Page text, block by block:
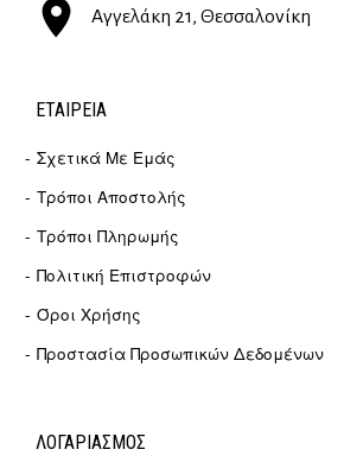
Αγγελάκη 21, Θεσσαλονίκη
ΕΤΑΙΡΕΊΑ
Σχετικά Με Εμάς
Τρόποι Αποστολής
Τρόποι Πληρωμής
Πολιτική Επιστροφών
Όροι Χρήσης
Προστασία Προσωπικών Δεδομένων
ΛΟΓΑΡΙΑΣΜΟΣ